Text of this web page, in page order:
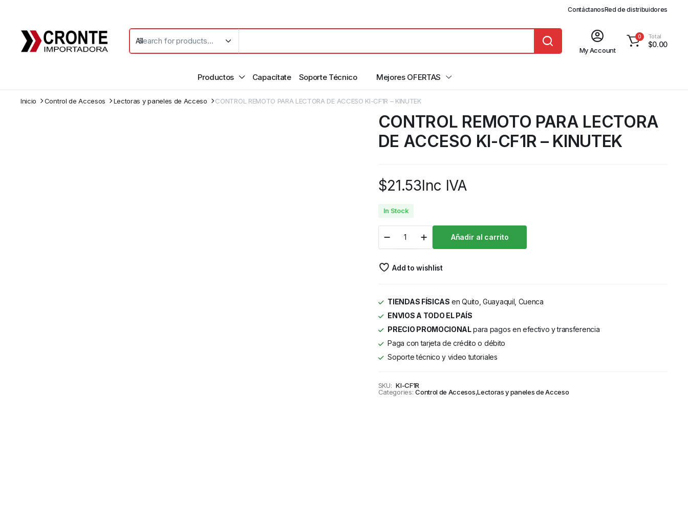
ContáctanosRed de distribuidores
My Account
0 Total
$0.00
Productos Capacítate Soporte Técnico Mejores OFERTAS
Inicio Control de Accesos Lectoras y paneles de Acceso CONTROL REMOTO PARA LECTORA DE ACCESO KI-CF1R – KINUTEK
CONTROL REMOTO PARA LECTORA
DE ACCESO KI-CF1R – KINUTEK
$21.53Inc IVA
In Stock
Añadir al carrito
Add to wishlist
TIENDAS FÍSICAS en Quito, Guayaquil, Cuenca
ENVIOS A TODO EL PAÍS
PRECIO PROMOCIONALpara pagos en efectivo y transferencia
Paga con tarjeta de crédito o débito
Soporte técnico y video tutoriales
SKU: KI-CF1R
Categories: Control de Accesos,Lectoras y paneles de Acceso